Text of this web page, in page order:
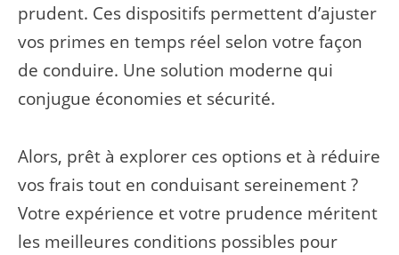
prudent. Ces dispositifs permettent d’ajuster
vos primes en temps réel selon votre façon
de conduire. Une solution moderne qui
conjugue économies et sécurité.
Alors, prêt à explorer ces options et à réduire
vos frais tout en conduisant sereinement ?
Votre expérience et votre prudence méritent
les meilleures conditions possibles pour